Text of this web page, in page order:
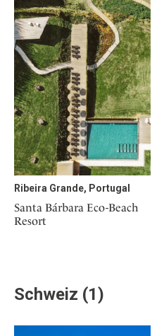
Ribeira Grande, Portugal
Santa Bárbara Eco-Beach
Resort
Schweiz (1)